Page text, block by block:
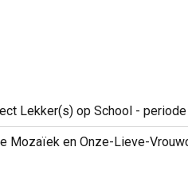
Lekker(s) op School -
en Onze-Lieve-